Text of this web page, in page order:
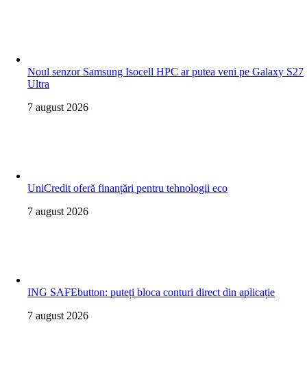
Noul senzor Samsung Isocell HPC ar putea veni pe Galaxy S27
Ultra
7 august 2026
UniCredit oferă finanțări pentru tehnologii eco
7 august 2026
ING SAFEbutton: puteți bloca conturi direct din aplicație
7 august 2026